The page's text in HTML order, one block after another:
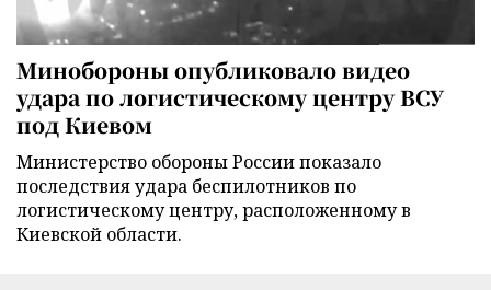
Минобороны опубликовало видео
удара по логистическому центру ВСУ
под Киевом
Министерство обороны России показало
последствия удара беспилотников по
логистическому центру, расположенному в
Киевской области.